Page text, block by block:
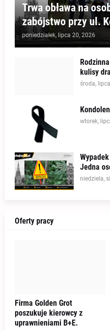
Trwa obława na
zabójstwo przy ul.
poniedziałek, lipca 20, 2026
kulisy
środa,
wtorek,
Jedna
niedziela,
Oferty pracy
Firma Golden Grot
poszukuje kierowcy z
uprawnieniami B+E.